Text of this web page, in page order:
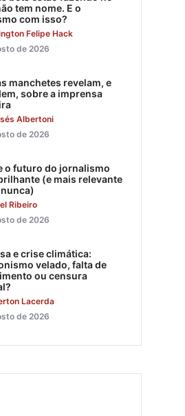
tem nome. E o
com isso?
Felipe Hack
de 2026
manchetes revelam, e
sobre a imprensa
Albertoni
de 2026
o futuro do jornalismo
(e mais relevante
Ribeiro
de 2026
e crise climática:
velado, falta de
ou censura
Lacerda
de 2026